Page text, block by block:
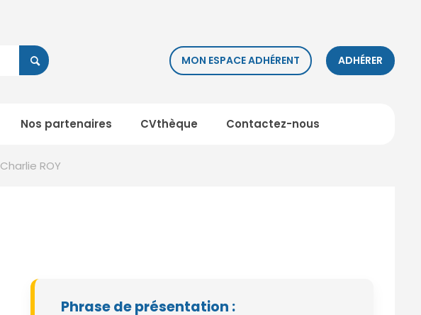
MON ESPACE ADHÉRENT ADHÉRER
Nos partenaires CVthèque Contactez-nous
Charlie ROY
Phrase de présentation :